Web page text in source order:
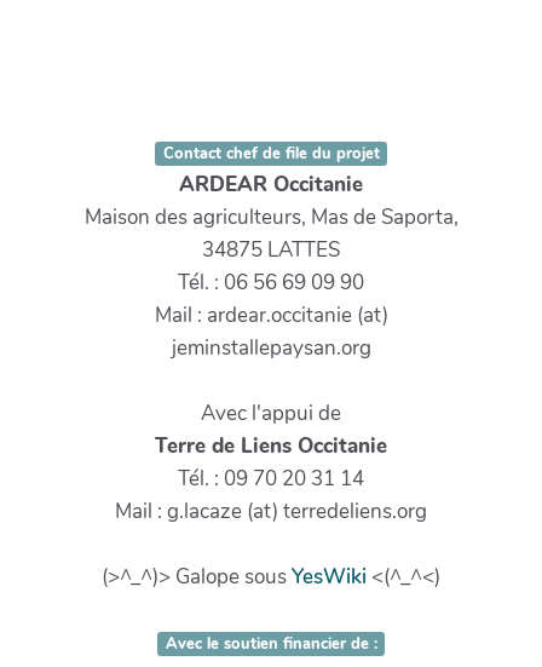
Contact chef de file du projet
ARDEAR Occitanie
Maison des agriculteurs, Mas de Saporta,
34875 LATTES
Tél. : 06 56 69 09 90
Mail : ardear.occitanie (at)
jeminstallepaysan.org
Avec l'appui de
Terre de Liens Occitanie
Tél. : 09 70 20 31 14
Mail : g.lacaze (at) terredeliens.org
(>^_^)> Galope sousYesWiki <(^_^<)
Avec le soutien financier de :